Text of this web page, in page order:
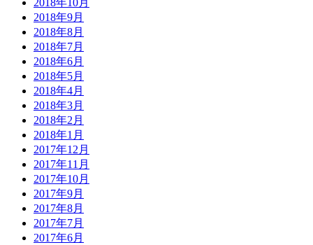
2018年9月
2018年8月
2018年7月
2018年6月
2018年5月
2018年4月
2018年3月
2018年2月
2018年1月
2017年12月
2017年11月
2017年10月
2017年9月
2017年8月
2017年7月
2017年6月